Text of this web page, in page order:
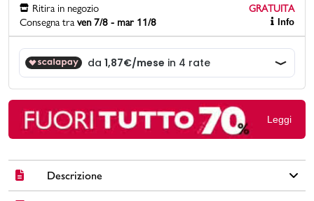
pcard
Gift card
Ritira in negozio
GRATUITA
Consegna tra ven 7/8 - mar 11/8 Info
Leggi
Descrizione